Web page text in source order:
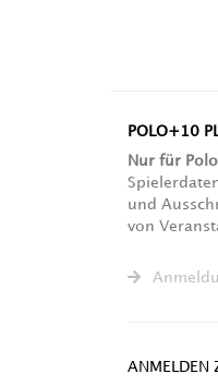
POLO+10
Nur für
und
von
ANMELDEN